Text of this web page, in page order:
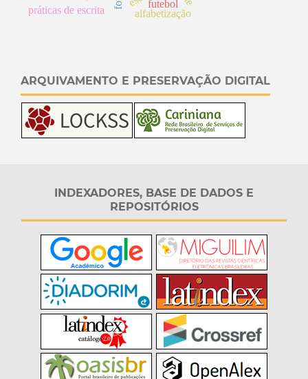
práticas de escrita alfabetização
futebol
ARQUIVAMENTO E PRESERVAÇÃO DIGITAL
INDEXADORES, BASE DE DADOS E
REPOSITÓRIOS